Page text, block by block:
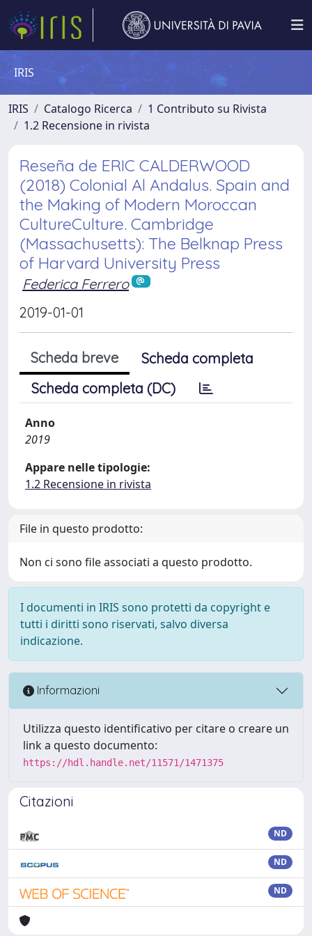
IRIS
IRIS Catalogo Ricerca
1 Contributo su Rivista
1.2 Recensione in rivista
Reseña de ERIC CALDERWOOD
(2018) Colonial Al Andalus. Spain and
the Making of Modern Moroccan
CultureCulture. Cambridge
(Massachusetts): The Belknap Press
of Harvard University Press
Federica Ferrero
2019-01-01
Scheda breve
Scheda completa
Scheda completa (DC)
Anno
2019
Appare nelle tipologie:
1.2 Recensione in rivista
File in questo prodotto:
Non ci sono file associati a questo prodotto.
I documenti in IRIS sono protetti da copyright e
tutti i diritti sono riservati, salvo diversa
indicazione.
Informazioni
Utilizza questo identificativo per citare o creare un
link a questo documento:
https://hdl.handle.net/11571/1471375
Citazioni
ND
ND
ND